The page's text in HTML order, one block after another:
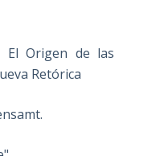
El Origen de las
Retórica